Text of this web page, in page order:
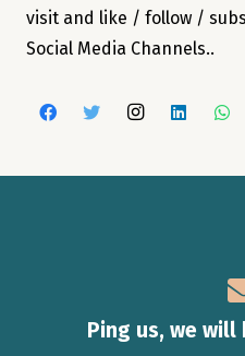
visit and like / follow /
Social Media Channels..
Ping us, we will